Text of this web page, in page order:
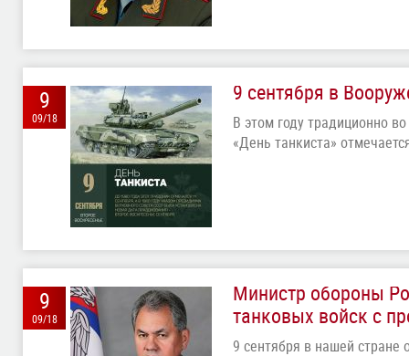
9
09/18
9 сентября в
В этом году традиционно
«День танкиста»
9
09/18
Министр обороны
танковых войск с
9 сентября в нашей стране